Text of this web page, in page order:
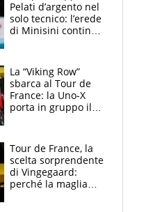
Pelati d’argento nel
solo tecnico: l’erede
di Minisini continua
mirino
La “Viking Row”
sbarca al Tour de
France: la Uno-X
porta in gruppo il
compagni
Tour de France, la
scelta sorprendente
di Vingegaard:
perché la maglia